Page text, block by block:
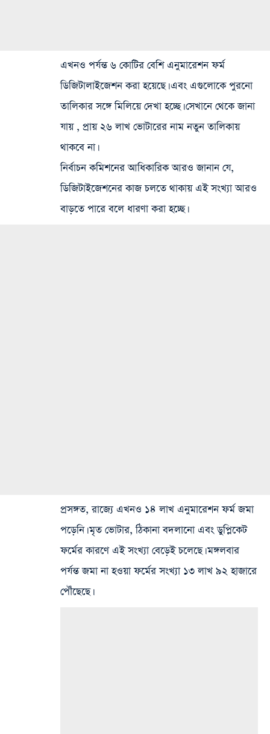
এখনও পর্যন্ত ৬ কোটির বেশি এনুমারেশন ফর্ম
ডিজিটালাইজেশন করা হয়েছে। এবং এগুলোকে পুরনো
তালিকার সঙ্গে মিলিয়ে দেখা হচ্ছে। সেখানে থেকে জানা
যায় , প্রায় ২৬ লাখ ভোটারের নাম নতুন তালিকায়
থাকবে না।
নির্বাচন কমিশনের আধিকারিক আরও জানান যে,
ডিজিটাইজেশনের কাজ চলতে থাকায় এই সংখ্যা আরও
বাড়তে পারে বলে ধারণা করা হচ্ছে।
প্রসঙ্গত, রাজ্যে এখনও ১৪ লাখ এনুমারেশন ফর্ম জমা
পড়েনি। মৃত ভোটার, ঠিকানা বদলানো এবং ডুপ্লিকেট
ফর্মের কারণে এই সংখ্যা বেড়েই চলেছে। মঙ্গলবার
পর্যন্ত জমা না হওয়া ফর্মের সংখ্যা ১৩ লাখ ৯২ হাজারে
পৌঁছেছে।